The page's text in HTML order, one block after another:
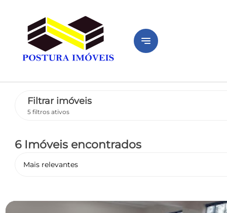
notes
Filtrar imóveis
5 filtros ativos
6 Imóveis encontrados
Mais relevantes